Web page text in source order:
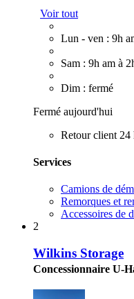
Voir tout
Lun - ven : 9h
Sam : 9h am à
Dim : fermé
Fermé aujourd'hui
Retour client 24
Services
Camions de
Remorques et
Accessoires de
2
Wilkins Storage
Concessionnaire U-